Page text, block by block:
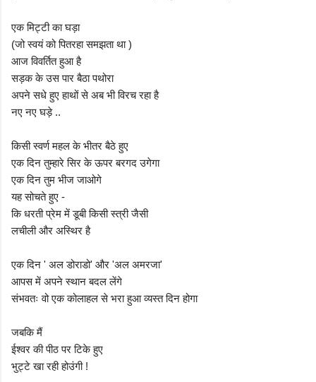
एक मिट्टी का घड़ा
(जो स्वयं को पितरहा समझता था )
आज विवर्तित हुआ है
सड़क के उस पार बैठा पथोरा
अपने सधे हुए हाथों से अब भी विरच रहा है
नए नए घड़े ..
किसी स्वर्ण महल के भीतर बैठे हुए
एक दिन तुम्हारे सिर के ऊपर बरगद उगेगा
एक दिन तुम भीज जाओगे
यह सोचते हुए -
कि धरती प्रेम में डूबी किसी स्त्री जैसी
लचीली और अस्थिर है
एक दिन ' अल डोराडो' और 'अल अमरजा'
आपस में अपने स्थान बदल लेंगे
संभवतः वो एक कोलाहल से भरा हुआ व्यस्त दिन होगा
जबकि मैं
ईश्वर की पीठ पर टिके हुए
भुट्टे खा रही होउंगी !